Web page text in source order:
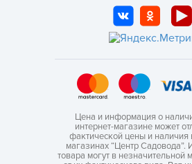
Цена и информация о
интернет-магазине может
фактической цены и наличия
магазинах “Центр Садовода”.
товара могут в незначительной